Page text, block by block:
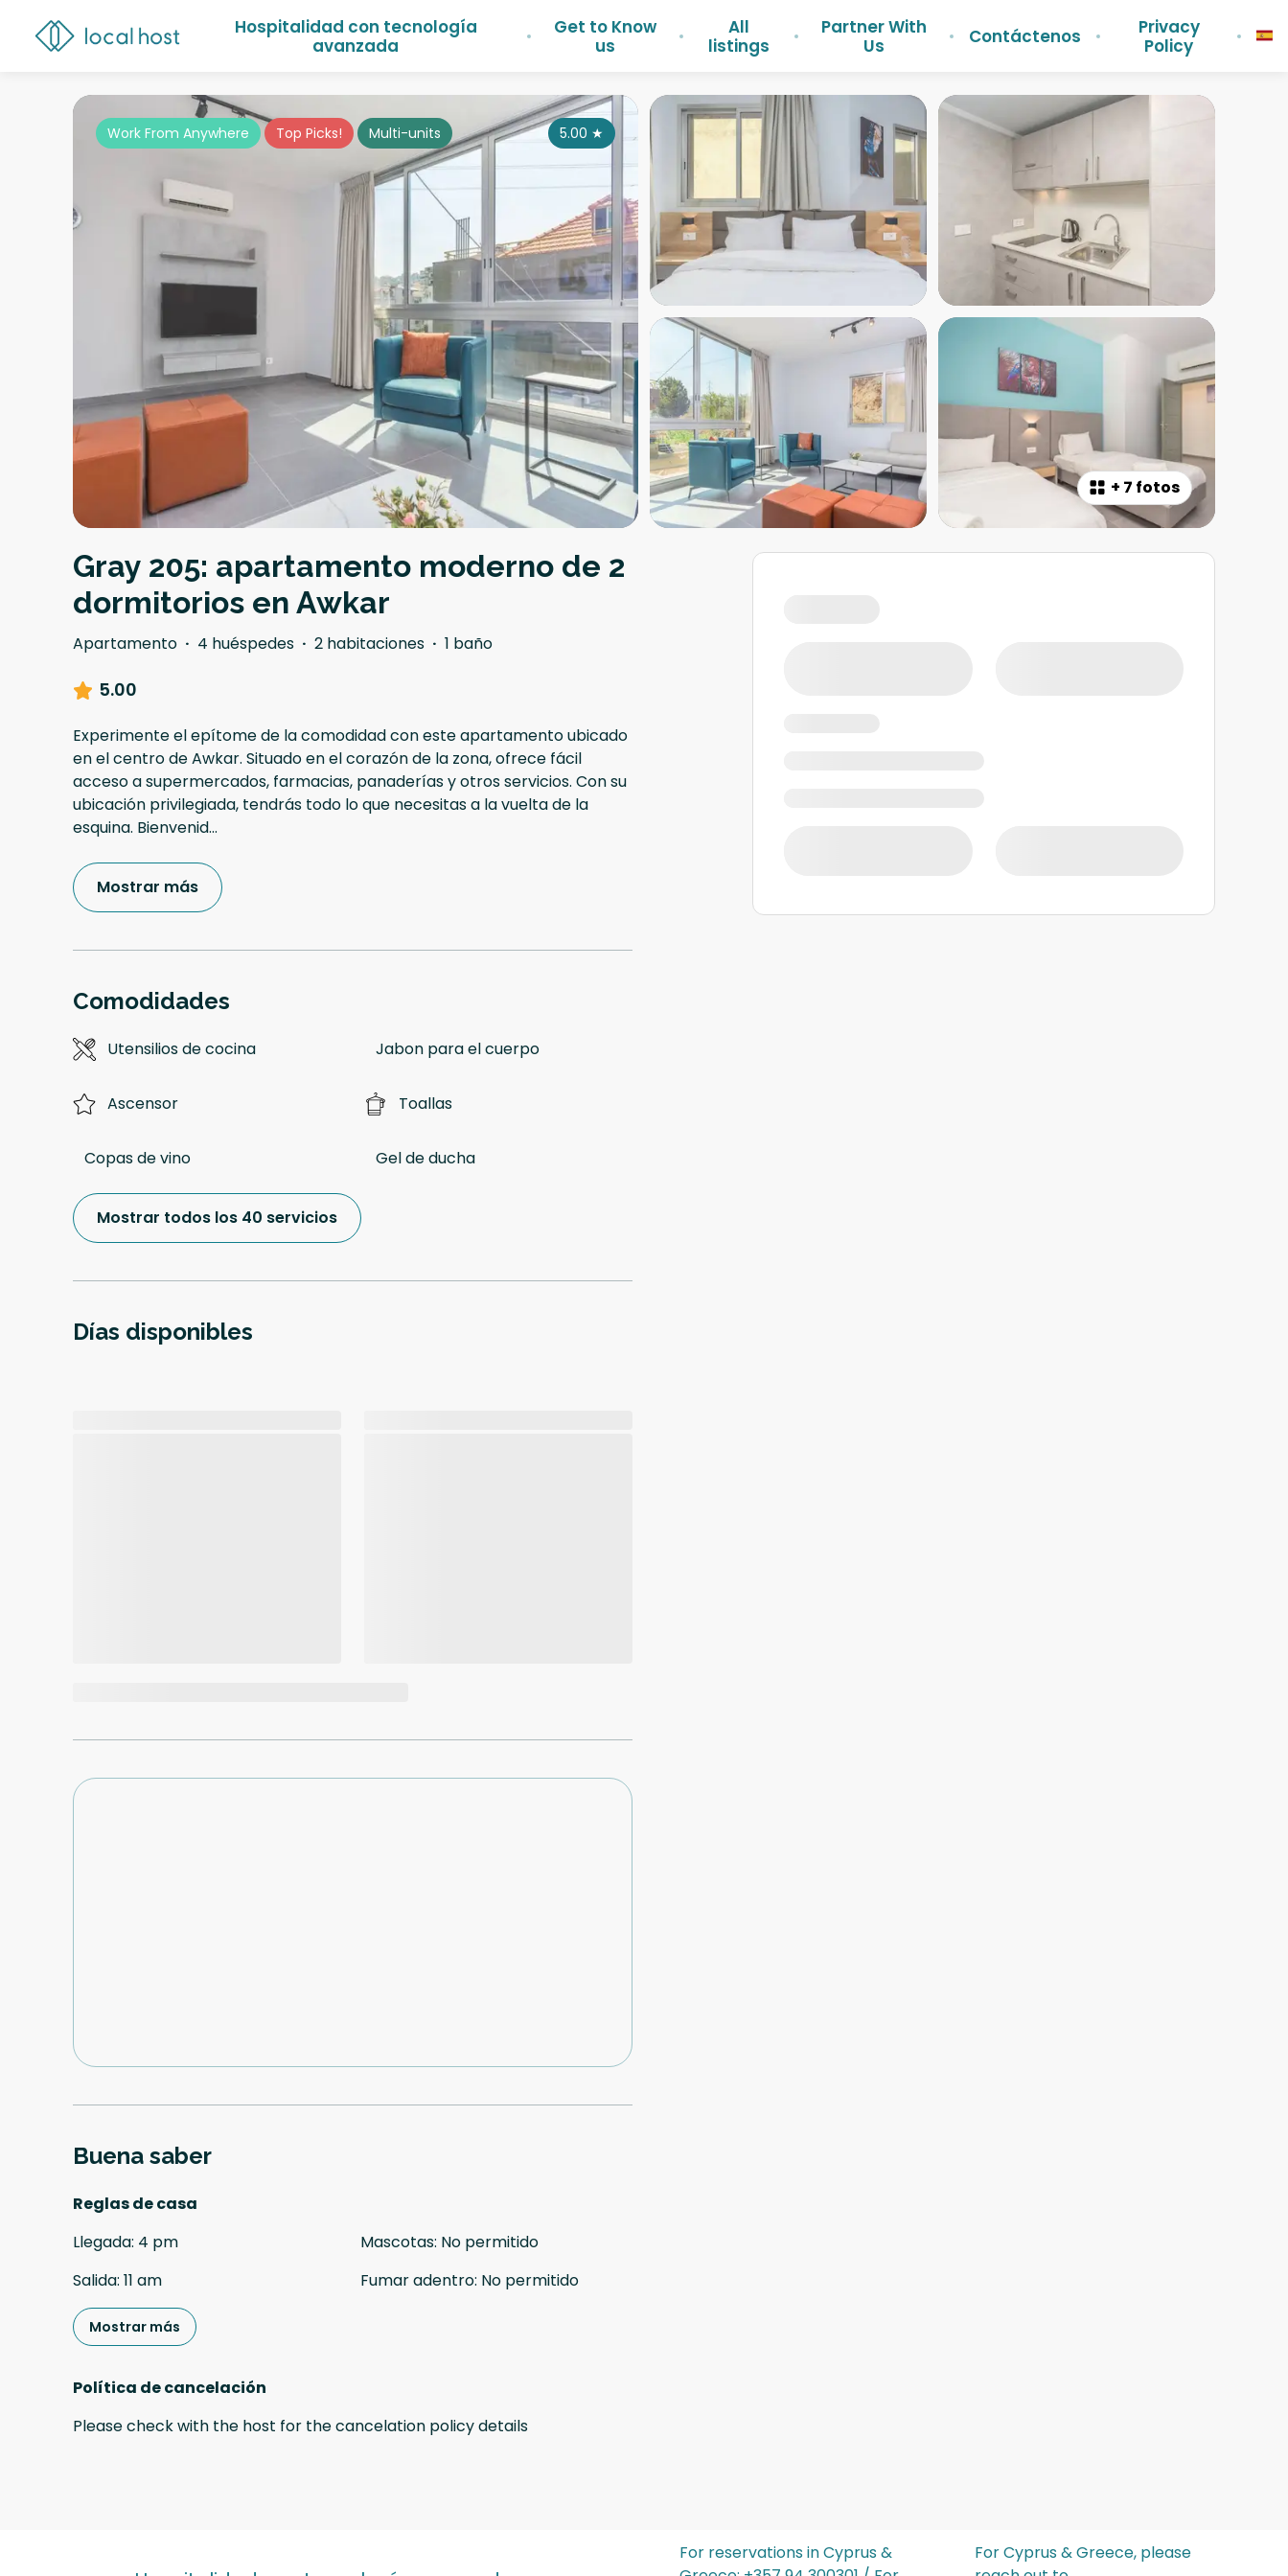
Hospitalidad con tecnología
avanzada
Get to Know
us
All
listings
Partner With
Us
Contáctenos
Privacy
Policy
+ 7 fotos
5.00 ★
Work From Anywhere Top Picks! Multi-units
Gray 205: apartamento moderno de 2
dormitorios en Awkar
Apartamento · 4 huéspedes · 2 habitaciones · 1 baño
5.00
Experimente el epítome de la comodidad con este apartamento ubicado
en el centro de Awkar. Situado en el corazón de la zona, ofrece fácil
acceso a supermercados, farmacias, panaderías y otros servicios. Con su
ubicación privilegiada, tendrás todo lo que necesitas a la vuelta de la
esquina. Bienvenid...
Mostrar más
Comodidades
Utensilios de cocina Jabon para el cuerpo
Ascensor Toallas
Copas de vino Gel de ducha
Mostrar todos los 40 servicios
Días disponibles
Buena saber
Reglas de casa
Llegada: 4 pm
Salida: 11 am
Mascotas: No permitido
Fumar adentro: No permitido
Mostrar más
Política de cancelación
Please check with the host for the cancelation policy details
For reservations in Cyprus &
For Cyprus & Greece, please